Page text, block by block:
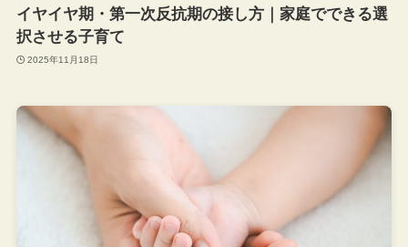
イヤイヤ期・第一次反抗期の接し方｜家庭でできる選
択させる子育て
2025年11月18日